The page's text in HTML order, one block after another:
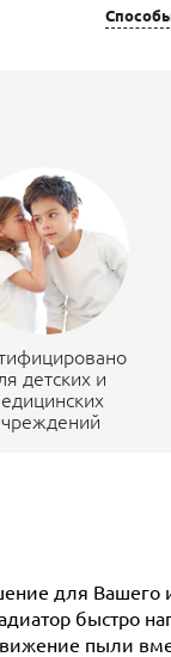
детских и
для
быстро
пыли